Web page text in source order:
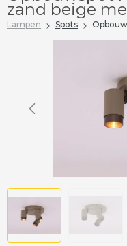
zand beige
Lampen Spots